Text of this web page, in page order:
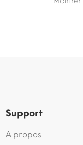
Support
A propos